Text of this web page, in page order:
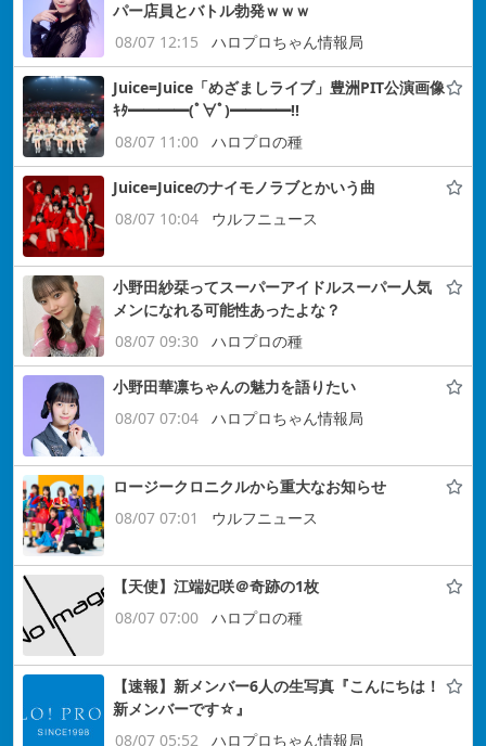
パー店員とバトル勃発ｗｗｗ
08/07 12:15
ハロプロちゃん情報局
Juice=Juice「めざましライブ」豊洲PIT公演画像
ｷﾀ━━━━(ﾟ∀ﾟ)━━━━!!
08/07 11:00
ハロプロの種
Juice=Juiceのナイモノラブとかいう曲
08/07 10:04
ウルフニュース
小野田紗栞ってスーパーアイドルスーパー人気
メンになれる可能性あったよな？
08/07 09:30
ハロプロの種
小野田華凛ちゃんの魅力を語りたい
08/07 07:04
ハロプロちゃん情報局
ロージークロニクルから重大なお知らせ
08/07 07:01
ウルフニュース
【天使】江端妃咲＠奇跡の1枚
08/07 07:00
ハロプロの種
【速報】新メンバー6人の生写真『こんにちは！
新メンバーです☆』
08/07 05:52
ハロプロちゃん情報局